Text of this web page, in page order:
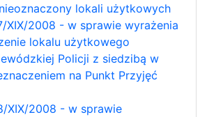
lokali użytkowych
XIX/2008 - w sprawie wyrażenia
lokalu użytkowego
Policji z siedzibą w
na Punkt Przyjęć
XIX/2008 - w sprawie